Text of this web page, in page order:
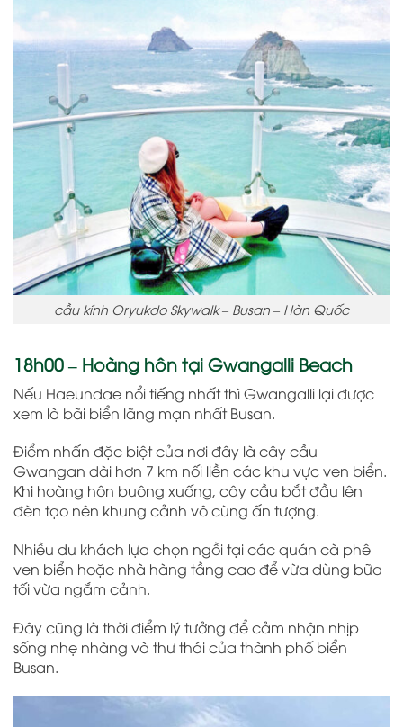
cầu kính Oryukdo Skywalk – Busan – Hàn Quốc
18h00 – Hoàng hôn tại Gwangalli Beach
Nếu Haeundae nổi tiếng nhất thì Gwangalli lại được
xem là bãi biển lãng mạn nhất Busan.
Điểm nhấn đặc biệt của nơi đây là cây cầu
Gwangan dài hơn 7 km nối liền các khu vực ven biển.
Khi hoàng hôn buông xuống, cây cầu bắt đầu lên
đèn tạo nên khung cảnh vô cùng ấn tượng.
Nhiều du khách lựa chọn ngồi tại các quán cà phê
ven biển hoặc nhà hàng tầng cao để vừa dùng bữa
tối vừa ngắm cảnh.
Đây cũng là thời điểm lý tưởng để cảm nhận nhịp
sống nhẹ nhàng và thư thái của thành phố biển
Busan.